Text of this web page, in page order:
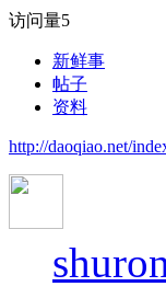
访问量5
新鲜事
帖子
资料
http://daoqiao.net/